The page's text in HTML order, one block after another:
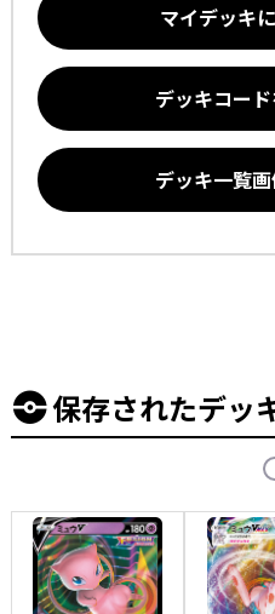
マイデッキ
デッキコー
デッキ一覧
保存されたデッ